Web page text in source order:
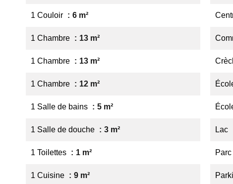
1 Couloir 6 m²
1 Chambre 13 m²
1 Chambre 13 m²
1 Chambre 12 m²
1 Salle de bains 5 m²
1 Salle de douche 3 m²
1 Toilettes 1 m²
1 Cuisine 9 m²
Lac
Parc